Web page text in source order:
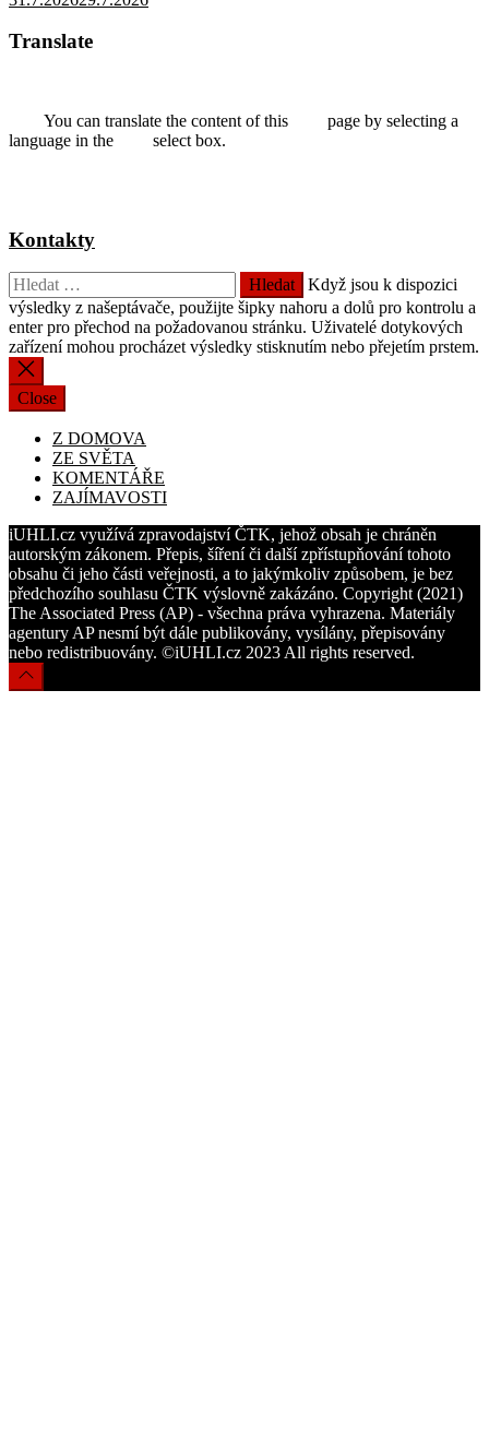
Translate
You can translate the content of this page by selecting a
language in the select box.
Kontakty
Vyhledávání
Když jsou k dispozici
výsledky z našeptávače, použijte šipky nahoru a dolů pro kontrolu a
enter pro přechod na požadovanou stránku. Uživatelé dotykových
zařízení mohou procházet výsledky stisknutím nebo přejetím prstem.
Close
Z DOMOVA
ZE SVĚTA
KOMENTÁŘE
ZAJÍMAVOSTI
iUHLI.cz využívá zpravodajství ČTK, jehož obsah je chráněn
autorským zákonem. Přepis, šíření či další zpřístupňování tohoto
obsahu či jeho části veřejnosti, a to jakýmkoliv způsobem, je bez
předchozího souhlasu ČTK výslovně zakázáno. Copyright (2021)
The Associated Press (AP) - všechna práva vyhrazena. Materiály
agentury AP nesmí být dále publikovány, vysílány, přepisovány
nebo redistribuovány. ©iUHLI.cz 2023 All rights reserved.